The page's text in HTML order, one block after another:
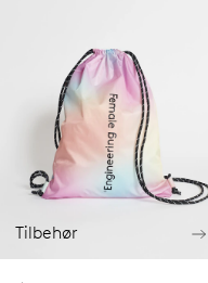
Tilbehør